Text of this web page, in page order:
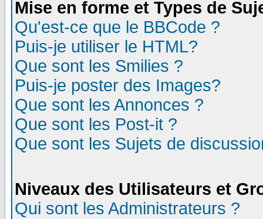
Mise en forme et Types de
Qu'est-ce que le BBCode ?
Puis-je utiliser le HTML?
Que sont les Smilies ?
Puis-je poster des Images?
Que sont les Annonces ?
Que sont les Post-it ?
Que sont les Sujets de
Niveaux des Utilisateurs et
Qui sont les Administrateurs ?